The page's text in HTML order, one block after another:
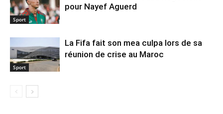
Sport
pour Nayef Aguerd
Sport
La Fifa fait son mea culpa lors de sa
réunion de crise au Maroc